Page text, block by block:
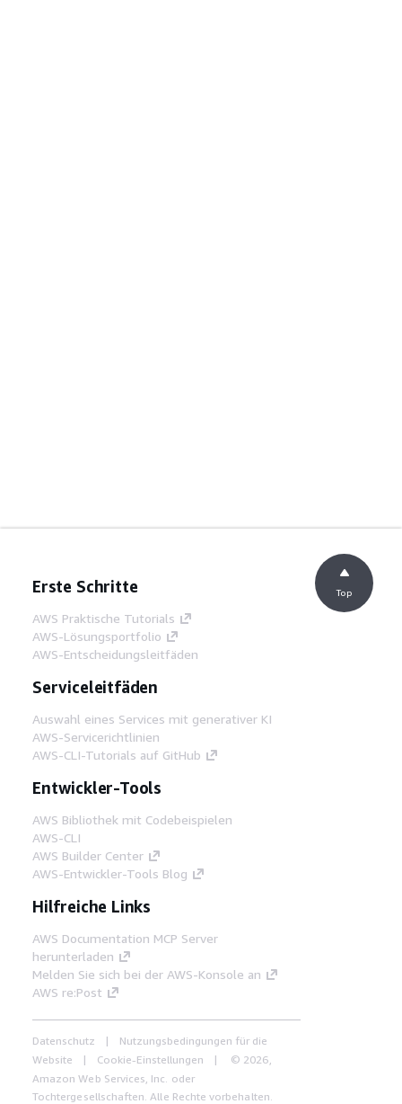
Erste Schritte
AWS Praktische Tutorials
AWS-Lösungsportfolio
AWS-Entscheidungsleitfäden
Serviceleitfäden
Auswahl eines Services mit generativer KI
AWS-Servicerichtlinien
AWS-CLI-Tutorials auf GitHub
Entwickler-Tools
AWS Bibliothek mit Codebeispielen
AWS-CLI
AWS Builder Center
AWS-Entwickler-Tools Blog
Hilfreiche Links
AWS Documentation MCP Server
herunterladen
Melden Sie sich bei der AWS-Konsole an
AWS re:Post
Datenschutz
Nutzungsbedingungen für die
Website
Cookie-Einstellungen
© 2026,
Amazon Web Services, Inc. oder
Tochtergesellschaften. Alle Rechte vorbehalten.
Top